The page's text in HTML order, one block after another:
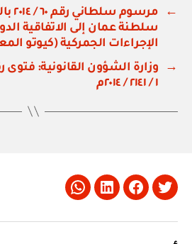
←
سلطنة عمان إلى الاتفاقية
الإجراءات الجمركية (كيوتو
→
١ / ٢١٤١ / ٢٠١٤م
Twitter
Facebook
LinkedIn
Whatsapp